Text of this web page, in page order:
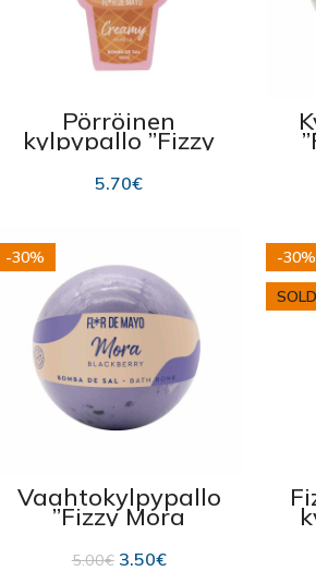
Pörröinen
kylpypallo ”Fizzy
mix” 100 g
5.70€
-30%
Vaahtokylpypallo
”Fizzy Mora
Blackberry” 200g
5.00€ 3.50€
-30%